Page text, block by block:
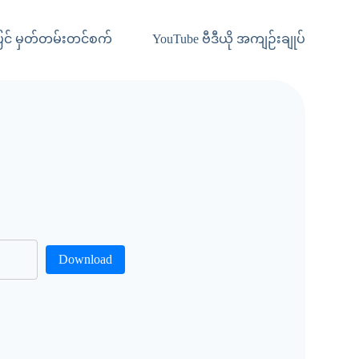
ြင် မှတ်တမ်းတင်စက် YouTube ဗီဒီယို အကျဉ်းချုပ်
Download